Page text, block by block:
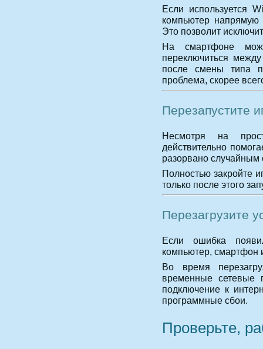
Если используется
компьютер
Это позволит
На смартфоне
переключиться
после смены типа
проблема, скорее
Перезапустите
Несмотря на
действительно
разорвано случайным
Полностью закройте
только после этого
Перезагрузите
Если ошибка
компьютер, смартфон
Во время
временные сетевые
подключение к
программные сбои.
Проверьте,